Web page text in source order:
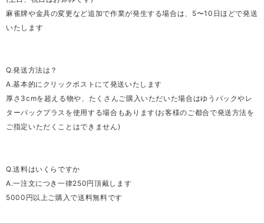
麻雀牌や金具の変更など追加で作業が発生する場合は、5〜10日ほどで発送
いたします
Q.発送方法は？
A.基本的にクリックポストにて発送いたします
厚さ3cmを超える物や、たくさんご購入いただいた場合はゆうパックやレ
ターパックプラスを使用する場合もあります(お客様のご都合で発送方法を
ご指定いただくことはできません)
Q.送料はいくらですか
A.一注文につき一律250円頂戴します
5000円以上ご購入で送料無料です